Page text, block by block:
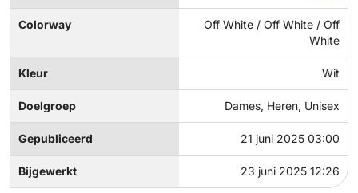
Colorway
Off White / Off White / Off
White
Kleur Wit
Doelgroep Dames, Heren, Unisex
Gepubliceerd 21 juni 2025 03:00
Bijgewerkt 23 juni 2025 12:26